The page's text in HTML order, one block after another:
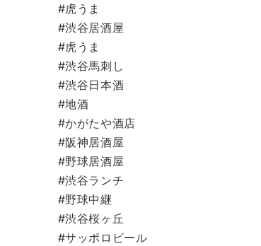
#虎うま
#渋谷居酒屋
#虎うま
#渋谷馬刺し
#渋谷日本酒
#地酒
#かがたや酒店
#阪神居酒屋
#野球居酒屋
#渋谷ランチ
#野球中継
#渋谷桜ヶ丘
#サッポロビール